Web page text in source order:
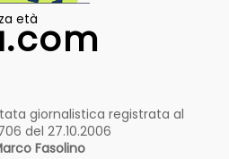
età
giornalistica registrata al
del 27.10.2006
Fasolino